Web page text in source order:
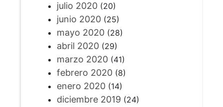
julio 2020(20)
junio 2020(25)
mayo 2020(28)
abril 2020(29)
marzo 2020(41)
febrero 2020(8)
enero 2020(14)
diciembre 2019 (24)